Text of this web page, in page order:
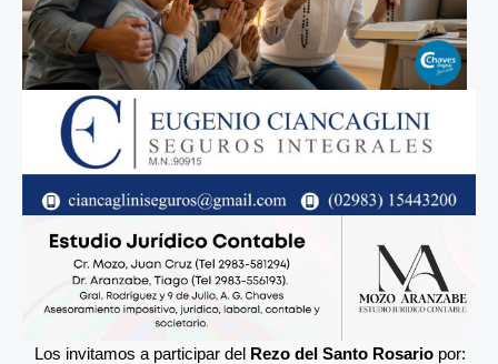
Los invitamos a participar del Rezo del Santo Rosario por: